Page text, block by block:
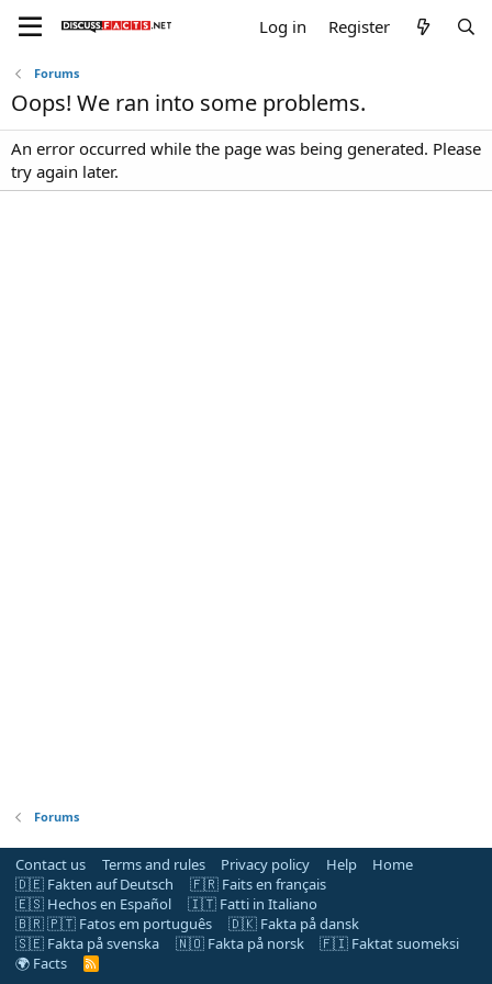
Log in Register
Forums
Oops! We ran into some problems.
An error occurred while the page was being generated. Please
try again later.
Forums
Contact us Terms and rules Privacy policy Help
Home
🇩🇪 Fakten auf Deutsch
🇫🇷 Faits en français
🇪🇸 Hechos en Español
🇮🇹 Fatti in Italiano
🇧🇷 🇵🇹 Fatos em português
🇩🇰 Fakta på dansk
🇸🇪 Fakta på svenska
🇳🇴 Fakta på norsk
🇫🇮 Faktat suomeksi
🌍 Facts
R